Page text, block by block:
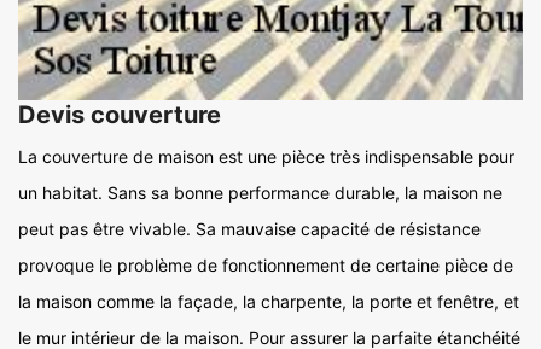
Devis couverture
La couverture de maison est une pièce très indispensable pour
un habitat. Sans sa bonne performance durable, la maison ne
peut pas être vivable. Sa mauvaise capacité de résistance
provoque le problème de fonctionnement de certaine pièce de
la maison comme la façade, la charpente, la porte et fenêtre, et
le mur intérieur de la maison. Pour assurer la parfaite étanchéité